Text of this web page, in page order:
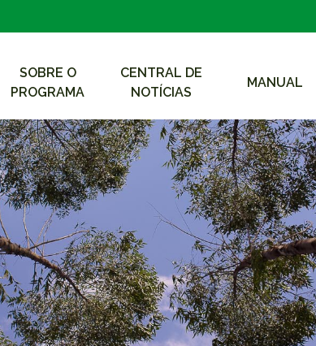
SOBRE O
PROGRAMA
CENTRAL DE
NOTÍCIAS
MANUAL